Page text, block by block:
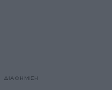
ΔΙΑΦΗΜΙΣΗ